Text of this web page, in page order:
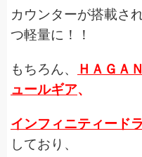
カウンターが搭載さ
つ軽量に！！
もちろん、 ＨＡＧＡ
ュールギア、
インフィニティード
しており、